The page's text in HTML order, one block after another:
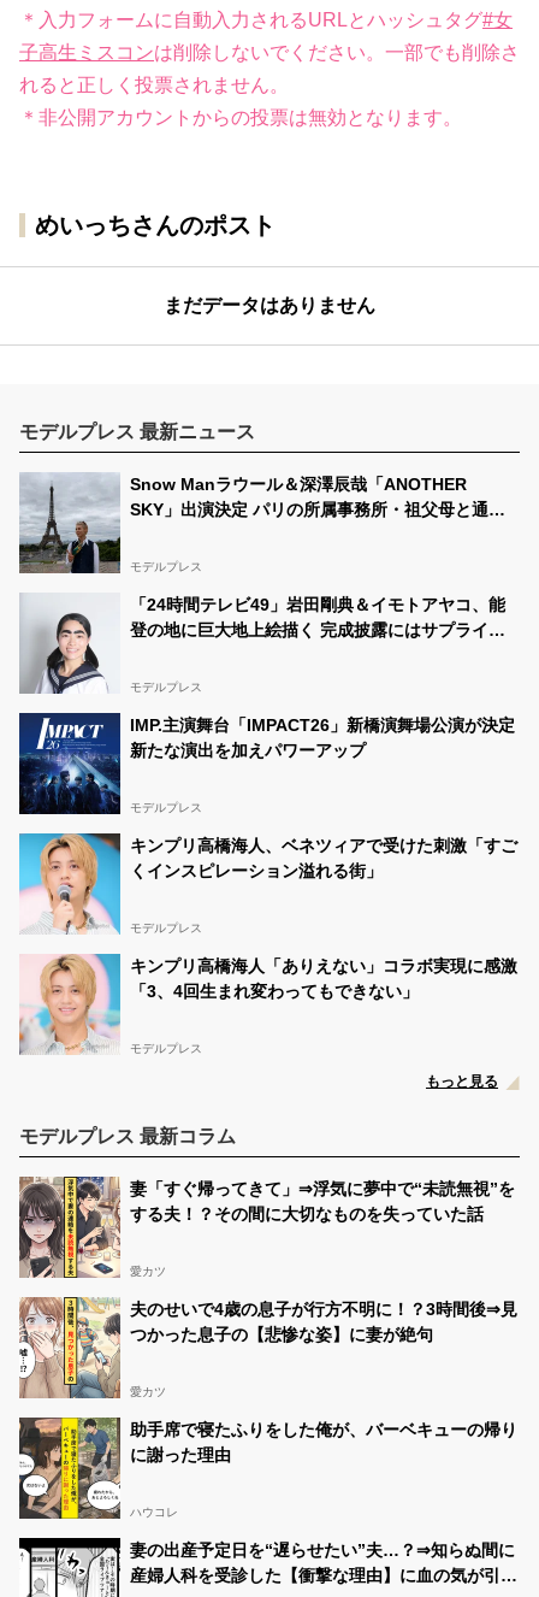
＊入力フォームに自動入力されるURLとハッシュタグ#女
子高生ミスコンは削除しないでください。一部でも削除さ
れると正しく投票されません。
＊非公開アカウントからの投票は無効となります。
めいっちさんのポスト
まだデータはありません
モデルプレス 最新ニュース
Snow Manラウール＆深澤辰哉「ANOTHER
SKY」出演決定 パリの所属事務所・祖父母と通っ
モデルプレス
「24時間テレビ49」岩田剛典＆イモトアヤコ、能
登の地に巨大地上絵描く 完成披露にはサプライズ
モデルプレス
IMP.主演舞台「IMPACT26」新橋演舞場公演が決定
新たな演出を加えパワーアップ
モデルプレス
キンプリ高橋海人、ベネツィアで受けた刺激「すご
くインスピレーション溢れる街」
モデルプレス
キンプリ高橋海人「ありえない」コラボ実現に感激
「3、4回生まれ変わってもできない」
モデルプレス
もっと見る
モデルプレス 最新コラム
妻「すぐ帰ってきて」⇒浮気に夢中で“未読無視”を
する夫！？その間に大切なものを失っていた話
愛カツ
夫のせいで4歳の息子が行方不明に！？3時間後⇒見
つかった息子の【悲惨な姿】に妻が絶句
愛カツ
助手席で寝たふりをした俺が、バーベキューの帰り
に謝った理由
ハウコレ
妻の出産予定日を“遅らせたい”夫…？⇒知らぬ間に
産婦人科を受診した【衝撃な理由】に血の気が引い